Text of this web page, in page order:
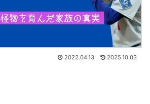
2022.04.13 2025.10.03